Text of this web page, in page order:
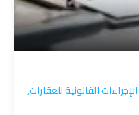
الإجراءات القانونية للعقارات,